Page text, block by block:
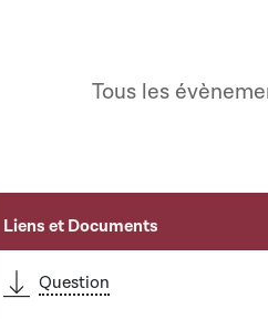
Tous les
Liens et Documents
Question